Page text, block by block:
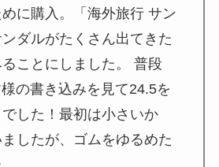
に購入。「海外旅行 サン
ダルがたくさん出てきた
ことにしました。 普段
の書き込みを見て24.5を
した！最初は小さいか
したが、ゴムをゆるめた